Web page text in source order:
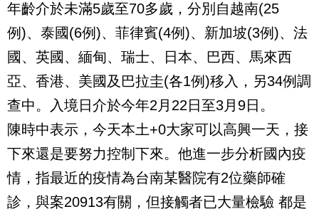
年齡介於未滿5歲至70多歲，分別自越南(25
例)、泰國(6例)、菲律賓(4例)、新加坡(3例)、法
國、英國、緬甸、瑞士、日本、巴西、馬來西
亞、香港、美國及巴拉圭(各1例)移入，另34例調
查中。入境日介於今年2月22日至3月9日。
陳時中表示，今天本土+0大家可以高興一天，接
下來還是要努力控制下來。他進一步分析國內疫
情，指最近的疫情為台南某醫院有2位藥師確
診，與案20913有關，但接觸者已大量檢驗 都是